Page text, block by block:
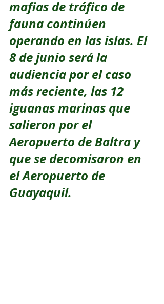
mafias de tráfico de
fauna continúen
operando en las islas. El
8 de junio será la
audiencia por el caso
más reciente, las 12
iguanas marinas que
salieron por el
Aeropuerto de Baltra y
que se decomisaron en
el Aeropuerto de
Guayaquil.